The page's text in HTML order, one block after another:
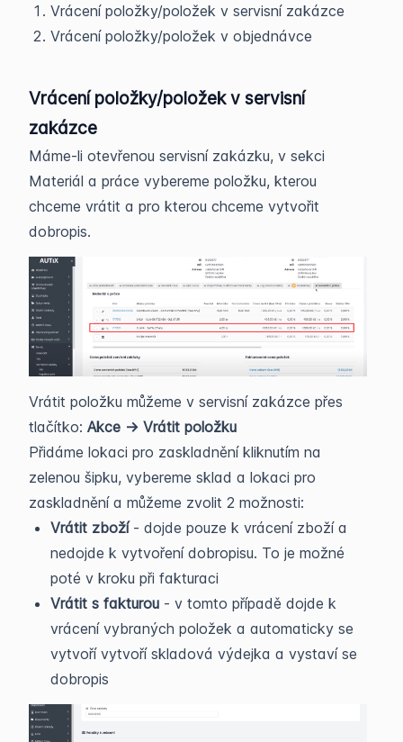
Vrácení položky/položek v servisní zakázce
Vrácení položky/položek v objednávce
Vrácení položky/položek v servisní
zakázce
Máme-li otevřenou servisní zakázku, v sekci
Materiál a práce vybereme položku, kterou
chceme vrátit a pro kterou chceme vytvořit
dobropis.
Vrátit položku můžeme v servisní zakázce přes
tlačítko: Akce -> Vrátit položku
Přidáme lokaci pro zaskladnění kliknutím na
zelenou šipku, vybereme sklad a lokaci pro
zaskladnění a můžeme zvolit 2 možnosti:
Vrátit zboží- dojde pouze k vrácení zboží a
nedojde k vytvoření dobropisu. To je možné
poté v kroku při fakturaci
Vrátit s fakturou - v tomto případě dojde k
vrácení vybraných položek a automaticky se
vytvoří vytvoří skladová výdejka a vystaví se
dobropis